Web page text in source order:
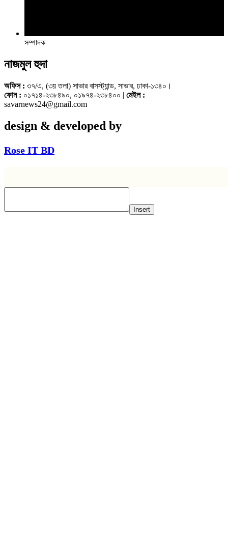
সম্পাদক
নাজমুল হুদা
অফিস : ৩৭/এ, (৩য় তলা) সাভার বাসস্ট্যান্ড, সাভার, ঢাকা-১৩৪০।
ফোন : ০১৭১৪-২৩৮৪৯০, ০১৯৭৪-২৩৮৪০০ | মেইল :
savarnews24@gmail.com
design & developed by
Rose IT BD
Insert